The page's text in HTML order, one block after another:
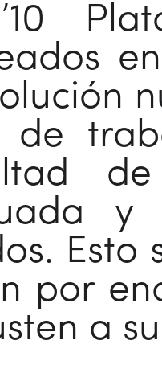
de
y
Esto
por
a